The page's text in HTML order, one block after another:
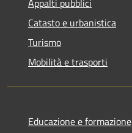
Appalti pubblici
Catasto e urbanistica
Turismo
Mobilità e trasporti
Educazione e formazione